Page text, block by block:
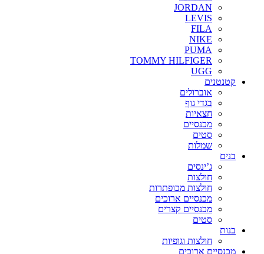
JORDAN
LEVIS
FILA
NIKE
PUMA
TOMMY HILFIGER
UGG
קטנטנים
אוברולים
בגדי גוף
חצאיות
מכנסיים
סטים
שמלות
בנים
ג’ינסים
חולצות
חולצות מכופתרות
מכנסיים ארוכים
מכנסיים קצרים
סטים
בנות
חולצות וגופיות
מכנסיים ארוכים